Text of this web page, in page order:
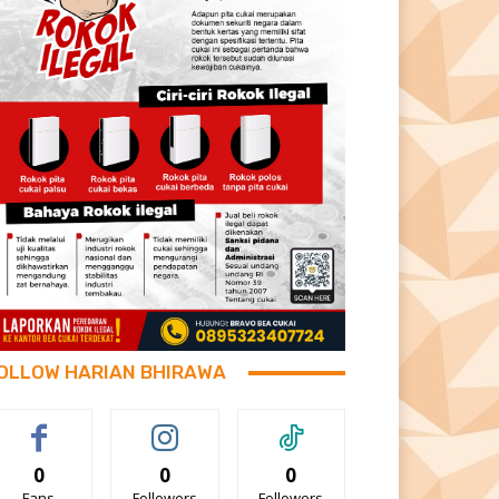
HARIAN BHIRAWA
0 0 0